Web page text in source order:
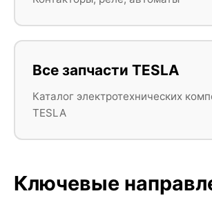
Все запчасти TESLA
Каталог электротехнических
TESLA
Ключевые